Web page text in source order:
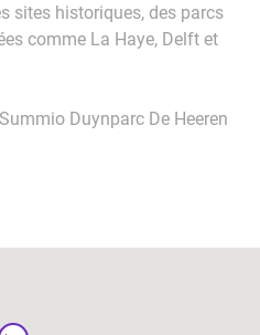
sites historiques, des parcs
comme La Haye, Delft et
Duynparc De Heeren